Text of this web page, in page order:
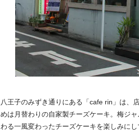
八王子のみずき通りにある「cafe rin」は、
めは月替わりの自家製チーズケーキ。梅ジ
わる一風変わったチーズケーキを楽しみに